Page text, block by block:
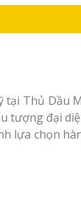
Thủ
đại
lựa chọn